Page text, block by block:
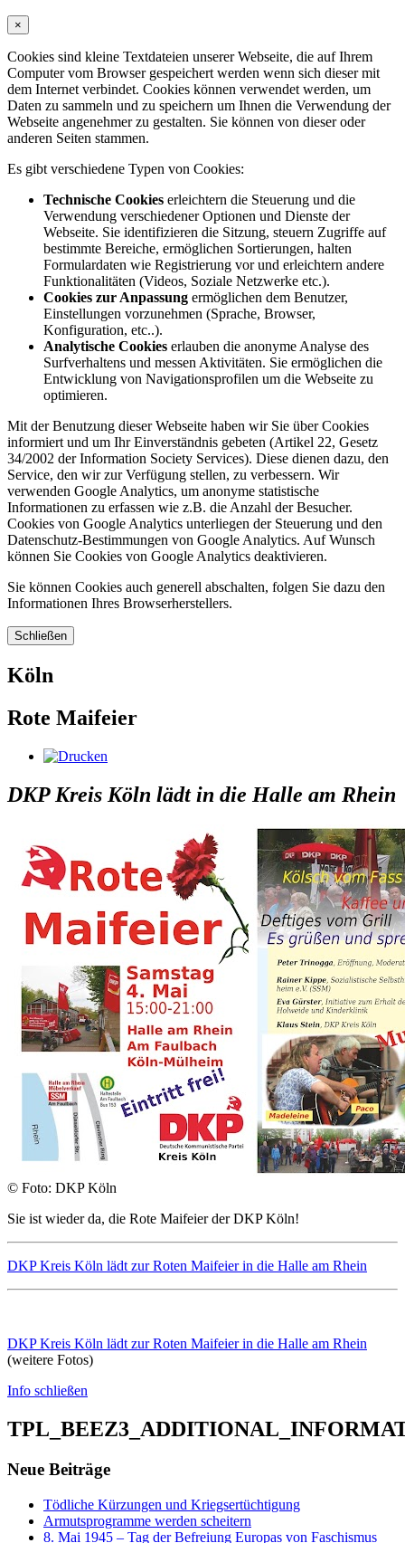
×
Cookies sind kleine Textdateien unserer Webseite, die auf Ihrem
Computer vom Browser gespeichert werden wenn sich dieser mit
dem Internet verbindet. Cookies können verwendet werden, um
Daten zu sammeln und zu speichern um Ihnen die Verwendung der
Webseite angenehmer zu gestalten. Sie können von dieser oder
anderen Seiten stammen.
Es gibt verschiedene Typen von Cookies:
Technische Cookies erleichtern die Steuerung und die
Verwendung verschiedener Optionen und Dienste der
Webseite. Sie identifizieren die Sitzung, steuern Zugriffe auf
bestimmte Bereiche, ermöglichen Sortierungen, halten
Formulardaten wie Registrierung vor und erleichtern andere
Funktionalitäten (Videos, Soziale Netzwerke etc.).
Cookies zur Anpassung ermöglichen dem Benutzer,
Einstellungen vorzunehmen (Sprache, Browser,
Konfiguration, etc..).
Analytische Cookies erlauben die anonyme Analyse des
Surfverhaltens und messen Aktivitäten. Sie ermöglichen die
Entwicklung von Navigationsprofilen um die Webseite zu
optimieren.
Mit der Benutzung dieser Webseite haben wir Sie über Cookies
informiert und um Ihr Einverständnis gebeten (Artikel 22, Gesetz
34/2002 der Information Society Services). Diese dienen dazu, den
Service, den wir zur Verfügung stellen, zu verbessern. Wir
verwenden Google Analytics, um anonyme statistische
Informationen zu erfassen wie z.B. die Anzahl der Besucher.
Cookies von Google Analytics unterliegen der Steuerung und den
Datenschutz-Bestimmungen von Google Analytics. Auf Wunsch
können Sie Cookies von Google Analytics deaktivieren.
Sie können Cookies auch generell abschalten, folgen Sie dazu den
Informationen Ihres Browserherstellers.
Schließen
Köln
Rote Maifeier
DKP Kreis Köln lädt in die Halle am Rhein
© Foto: DKP Köln
Sie ist wieder da, die Rote Maifeier der DKP Köln!
DKP Kreis Köln lädt zur Roten Maifeier in die Halle am Rhein
DKP Kreis Köln lädt zur Roten Maifeier in die Halle am Rhein
(weitere Fotos)
Info schließen
Neue Beiträge
Tödliche Kürzungen und Kriegsertüchtigung
Armutsprogramme werden scheitern
8. Mai 1945 – Tag der Befreiung Europas von Faschismus